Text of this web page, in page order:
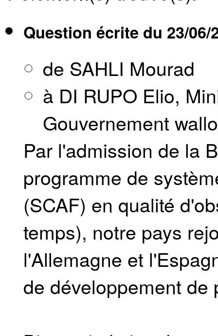
Question écrite du 23/06/
de SAHLI Mourad
à DI RUPO Elio,
Gouvernement
Par l'admission de la
programme de
(SCAF) en qualité
temps), notre pays
l'Allemagne et
de développement